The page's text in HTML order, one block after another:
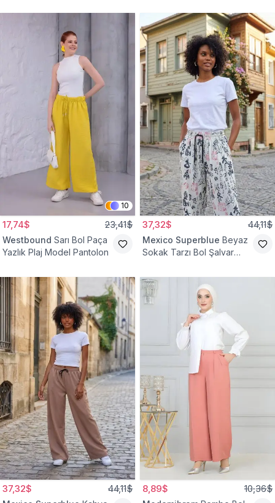
10
17,74$ 23,41$
Westbound Sarı Bol Paça
Yazlık Plaj Model Pantolon
37,32$ 44,11$
Mexico Superblue Beyaz
Sokak Tarzı Bol Şalvar
37,32$ 44,11$ 8,89$ 10,36$